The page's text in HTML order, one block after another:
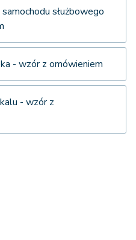
służbowego
- wzór z omówieniem
- wzór z